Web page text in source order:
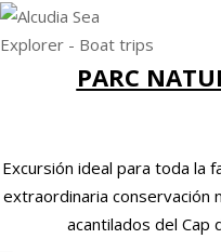
PARC
Excursión ideal para toda la
extraordinaria conservación
acantilados del Cap